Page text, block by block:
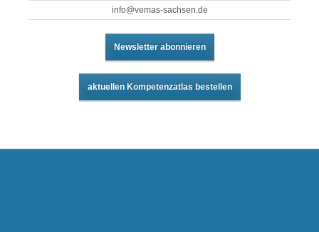
info@vemas-sachsen.de
Newsletter abonnieren
aktuellen Kompetenzatlas bestellen